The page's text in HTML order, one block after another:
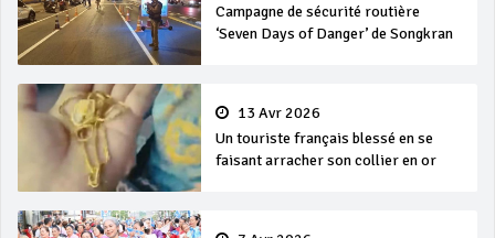
Campagne de sécurité routière
‘Seven Days of Danger’ de Songkran
13 Avr 2026
Un touriste français blessé en se
faisant arracher son collier en or